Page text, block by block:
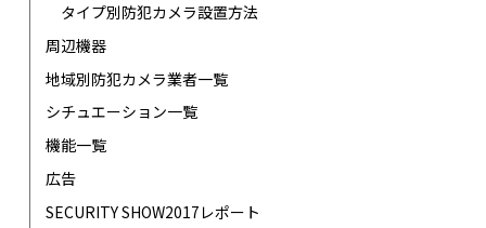
タイプ別防犯カメラ設置方法
周辺機器
地域別防犯カメラ業者一覧
シチュエーション一覧
機能一覧
広告
SECURITY SHOW2017レポート